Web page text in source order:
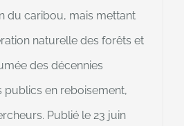
du caribou, mais mettant
naturelle des forêts et
des décennies
publics en reboisement,
Publié le 23 juin